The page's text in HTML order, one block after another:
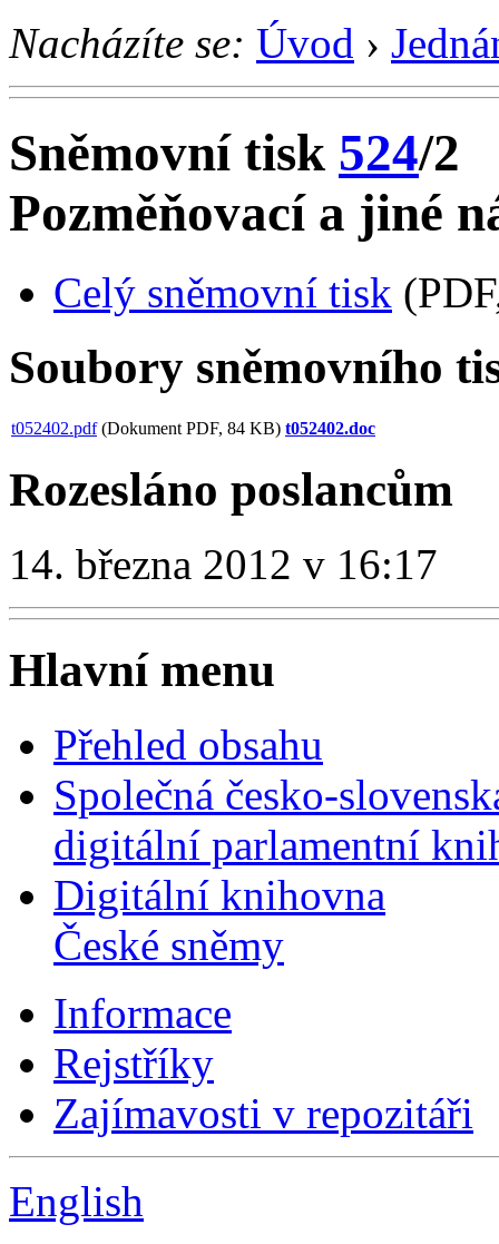
Nacházíte se: Úvod ›
Sněmovní tisk 524/2
Pozměňovací a jiné
Celý sněmovní tisk
Soubory sněmovního
t052402.pdf(Dokument PDF, 84 KB) t052402.doc
Rozesláno poslancům
14. března 2012 v 16:17
Hlavní menu
Přehled obsahu
Společná česko-
digitální parlamentní
Digitální knihovna
České sněmy
Informace
Rejstříky
Zajímavosti v repozitáři
English